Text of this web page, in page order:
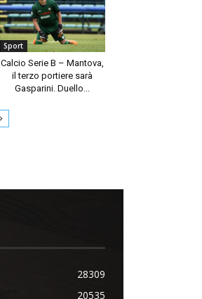
Sport
Calcio Serie B – Mantova,
il terzo portiere sarà
Gasparini. Duello...
28309
20535